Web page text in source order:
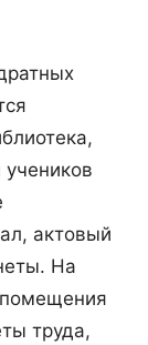
актовый
На
труда,